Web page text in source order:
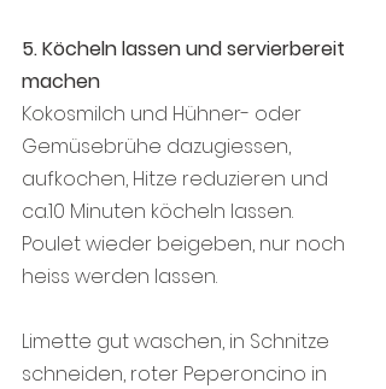
5. Köcheln lassen und servierbereit
machen
Kokosmilch und Hühner- oder
Gemüsebrühe dazugiessen,
aufkochen, Hitze reduzieren und
ca.10 Minuten köcheln lassen.
Poulet wieder beigeben, nur noch
heiss werden lassen.
Limette gut waschen, in Schnitze
schneiden, roter Peperoncino in